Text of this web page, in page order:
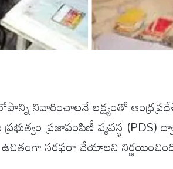
నివారించాలనే లక్ష్యంతో ఆంధ్రప్రదేశ్
ప్రజాపంపిణీ వ్యవస్థ (PDS)
ఉచితంగా సరఫరా చేయాలని